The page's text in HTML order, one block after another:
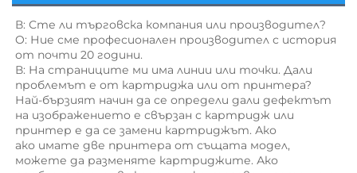
В: Сте ли търговска компания или производител?
O: Ние сме професионален производител с история
от почти 20 години.
В: На страниците ми има линии или точки. Дали
проблемът е от картриджa или от принтерa?
Най-бързият начин да се определи дали дефектът
на изображението е свързан с картридж или
принтер е да се замени картриджът. Ако
ако имате две принтера от същата модел,
можете да разменяте картриджите. Ако